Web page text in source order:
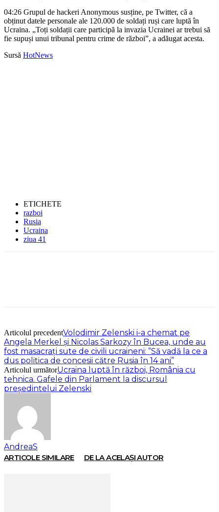
04:26 Grupul de hackeri Anonymous susține, pe Twitter, că a
obținut datele personale ale 120.000 de soldați ruși care luptă în
Ucraina. „Toți soldații care participă la invazia Ucrainei ar trebui să
fie supuși unui tribunal pentru crime de război”, a adăugat acesta.
Sursă HotNews
ETICHETE
razboi
Rusia
Ucraina
ziua 41
Articolul precedentVolodimir Zelenski i-a chemat pe
Angela Merkel și Nicolas Sarkozy în Bucea, unde au
fost masacrați sute de civili ucraineni: ”Să vadă la ce a
dus politica de concesii către Rusia în 14 ani”
Articolul următorUcraina luptă în război, România cu
tehnica. Gafele din Parlament la discursul
președintelui Zelenski
AndreaS
ARTICOLE SIMILARE
DE LA ACELAȘI AUTOR